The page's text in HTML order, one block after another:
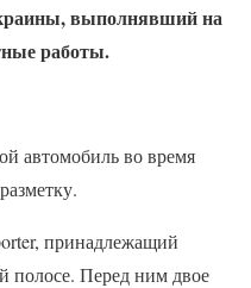
выполнявший на
работы.
автомобиль во время
принадлежащий
полосе. Перед ним двое